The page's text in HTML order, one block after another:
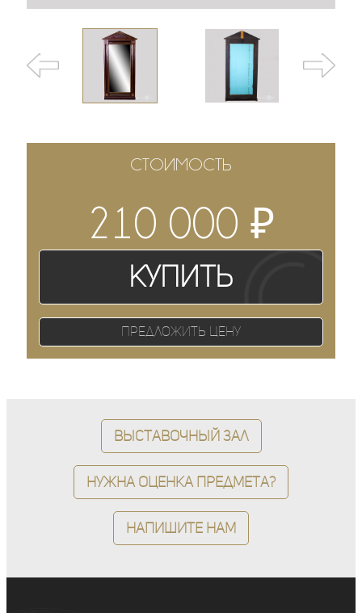
СТОИМОСТЬ
210 000 ₽
Купить
Предложить цену
Выставочный зал
Нужна оценка предмета?
Напишите нам